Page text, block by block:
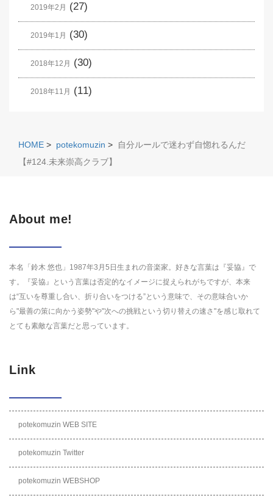
2019年2月 (27)
2019年1月 (30)
2018年12月 (30)
2018年11月 (11)
HOME > potekomuzin >
自分ルールで迷わず自惚れるんだ
【#124.未来崇高クラブ】
About me!
本名「鈴木 悠也」1987年3月5日生まれの音楽家。好きな言葉は『妥協』で
す。『妥協』という言葉は否定的なイメージに捉えられがちですが、本来
は“互いを尊重し合い、折り合いをつける”という意味で、その意味合いか
ら"最善の策に向かう姿勢"や"次への挑戦という切り替えの速さ"を感じ取れて
とても素敵な言葉だと思っています。
Link
potekomuzin WEB SITE
potekomuzin Twitter
potekomuzin WEBSHOP